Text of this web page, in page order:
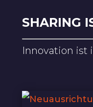
SHARING
Innovation ist